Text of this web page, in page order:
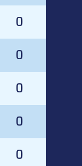
0
0
0
0
0